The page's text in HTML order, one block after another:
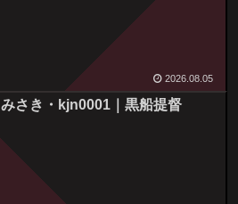
2026.08.05
みさき・kjn0001｜黒船提督